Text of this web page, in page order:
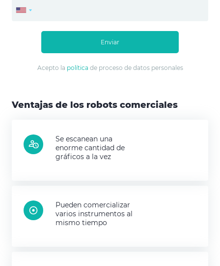
Enviar
Acepto la política de proceso de datos personales
Ventajas de los robots comerciales
Se escanean una
enorme cantidad de
gráficos a la vez
Pueden comercializar
varios instrumentos al
mismo tiempo